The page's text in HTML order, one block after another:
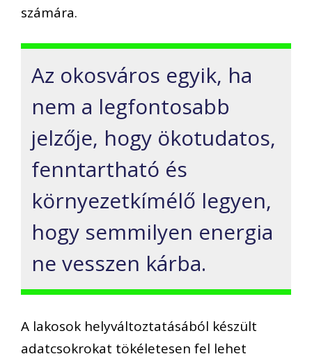
számára.
Az okosváros egyik, ha
nem a legfontosabb
jelzője, hogy ökotudatos,
fenntartható és
környezetkímélő legyen,
hogy semmilyen energia
ne vesszen kárba.
A lakosok helyváltoztatásából készült
adatcsokrokat tökéletesen fel lehet